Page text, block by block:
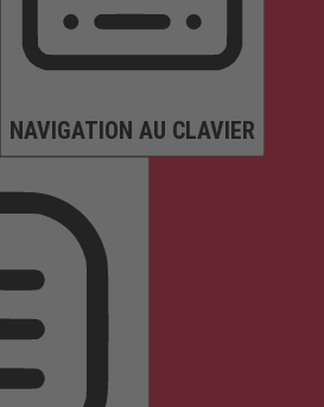
NAVIGATION AU CLAVIER